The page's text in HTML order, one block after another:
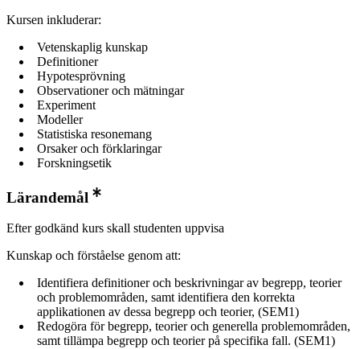
Kursen inkluderar:
Vetenskaplig kunskap
Definitioner
Hypotesprövning
Observationer och mätningar
Experiment
Modeller
Statistiska resonemang
Orsaker och förklaringar
Forskningsetik
Lärandemål
Efter godkänd kurs skall studenten uppvisa
Kunskap och förståelse genom att:
Identifiera definitioner och beskrivningar av begrepp, teorier
och problemområden, samt identifiera den korrekta
applikationen av dessa begrepp och teorier, (SEM1)
Redogöra för begrepp, teorier och generella problemområden,
samt tillämpa begrepp och teorier på specifika fall. (SEM1)